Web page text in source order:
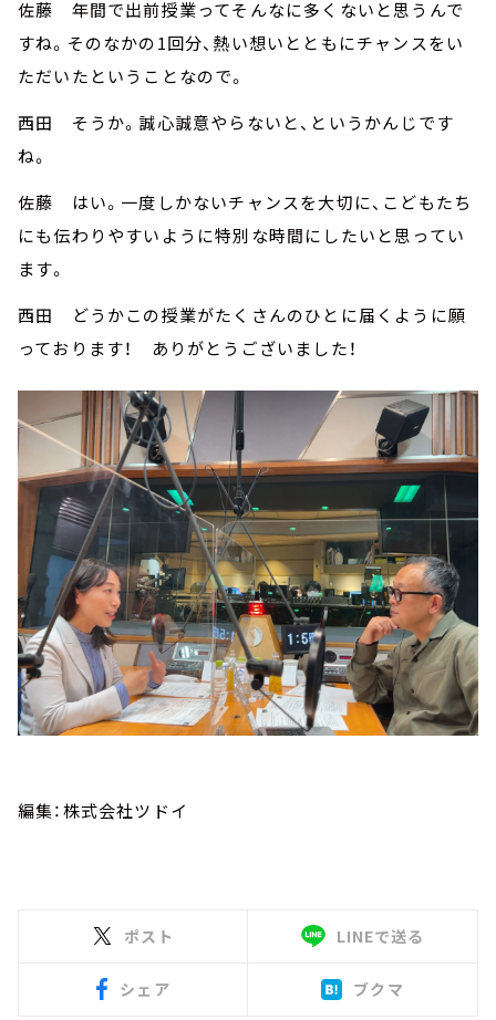
佐藤 年間で出前授業ってそんなに多くないと思うんで
すね。そのなかの1回分、熱い想いとともにチャンスをい
ただいたということなので。
西田 そうか。誠心誠意やらないと、というかんじです
ね。
佐藤 はい。一度しかないチャンスを大切に、こどもたち
にも伝わりやすいように特別な時間にしたいと思ってい
ます。
西田 どうかこの授業がたくさんのひとに届くように願
っております！ ありがとうございました！
編集：株式会社ツドイ
ポスト LINEで送る
シェア ブクマ